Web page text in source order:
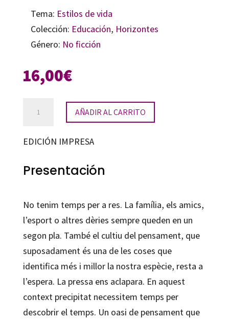
Tema: Estilos de vida
Colección: Educación, Horizontes
Género: No ficción
16,00€
temps
pensar
AÑADIR AL CARRITO
EDICIÓN IMPRESA
Presentación
No tenim temps per a res. La família, els amics,
l’esport o altres dèries sempre queden en un
segon pla. També el cultiu del pensament, que
suposadament és una de les coses que
identifica més i millor la nostra espècie, resta a
l’espera. La pressa ens aclapara. En aquest
context precipitat necessitem temps per
descobrir el temps. Un oasi de pensament que